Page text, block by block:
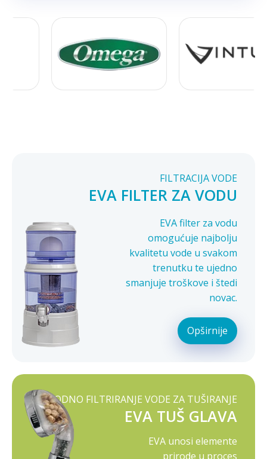
FILTRACIJA VODE
EVA FILTER ZA VODU
EVA filter za vodu
omogućuje najbolju
kvalitetu vode u svakom
trenutku te ujedno
smanjuje troškove i štedi
novac.
Opširnije
PRIRODNO FILTRIRANJE VODE ZA TUŠIRANJE
EVA TUŠ GLAVA
EVA unosi elemente
prirode u proces